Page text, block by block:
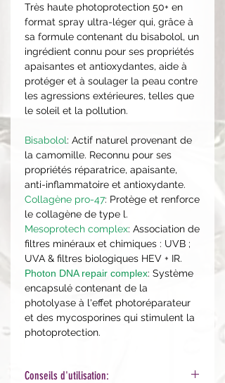
Très haute photoprotection 50+ en
format spray ultra-léger qui, grâce à
sa formule contenant du bisabolol, un
ingrédient connu pour ses propriétés
apaisantes et antioxydantes, aide à
protéger et à soulager la peau contre
les agressions extérieures, telles que
le soleil et la pollution.
Bisabolol: Actif naturel provenant de
la camomille. Reconnu pour ses
propriétés réparatrice, apaisante,
anti-inflammatoire et antioxydante.
Collagène pro-47: Protège et renforce
le collagène de type l.
Mesoprotech complex: Association de
filtres minéraux et chimiques : UVB ;
UVA & filtres biologiques HEV + IR.
Photon DNA repair complex: Système
encapsulé contenant de la
photolyase à l'effet photoréparateur
et des mycosporines qui stimulent la
photoprotection.
Conseils d'utilisation: